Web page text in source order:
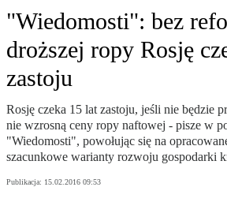
"Wiedomosti": bez
droższej ropy Rosję
zastoju
Rosję czeka 15 lat zastoju, jeśli nie będzie
nie wzrosną ceny ropy naftowej - pisze w
"Wiedomosti", powołując się na
szacunkowe warianty rozwoju gospodarki
Publikacja: 15.02.2016 09:53